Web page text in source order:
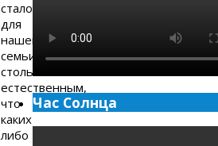
стало
для
нашей
семьи
столь
естественным,
что
каких
либо
Час Солнца